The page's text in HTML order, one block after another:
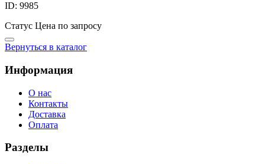
ID: 9985
Статус Цена по запросу
Вернуться в каталог
Информация
О нас
Контакты
Доставка
Оплата
Разделы